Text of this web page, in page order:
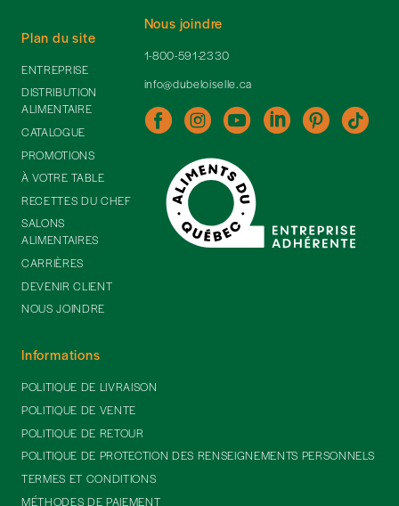
Nous joindre
1-800-591-2330
info@dubeloiselle.ca
Plan du site
ENTREPRISE
DISTRIBUTION
ALIMENTAIRE
CATALOGUE
PROMOTIONS
À VOTRE TABLE
RECETTES DU CHEF
SALONS
ALIMENTAIRES
CARRIÈRES
DEVENIR CLIENT
NOUS JOINDRE
Informations
POLITIQUE DE LIVRAISON
POLITIQUE DE VENTE
POLITIQUE DE RETOUR
POLITIQUE DE PROTECTION DES RENSEIGNEMENTS PERSONNELS
TERMES ET CONDITIONS
MÉTHODES DE PAIEMENT